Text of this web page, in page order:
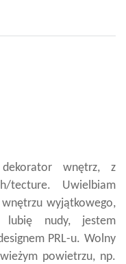
wnętrz, z
tecture. Uwielbiam
wyjątkowego,
lubię nudy, jestem
PRL-u. Wolny
powietrzu, np.